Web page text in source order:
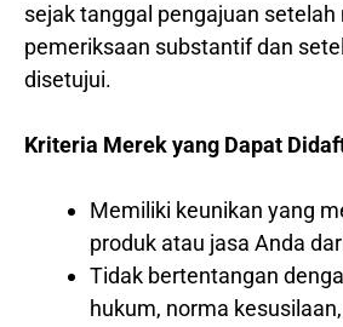
sejak tanggal pengajuan setelah
pemeriksaan substantif dan
disetujui.
Kriteria Merek yang Dapat
Memiliki keunikan yang
produk atau jasa Anda
Tidak bertentangan
hukum, norma